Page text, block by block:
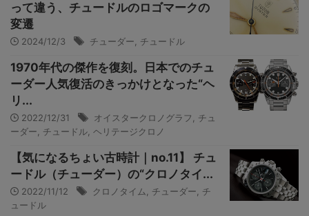
って違う、チュードルのロゴマークの
変遷
2024/12/3 チューダー チュードル
1970年代の傑作を復刻。日本でのチュ
ーダー人気復活のきっかけとなった“ヘ
リ...
2022/12/31 オイスタークロノグラフ
チュ
ーダー
チュードル ヘリテージクロノ
【気になるちょい古時計｜no.11】 チュ
ードル（チューダー）の“クロノタイ...
2022/11/12 クロノタイム チューダー
チ
ュードル